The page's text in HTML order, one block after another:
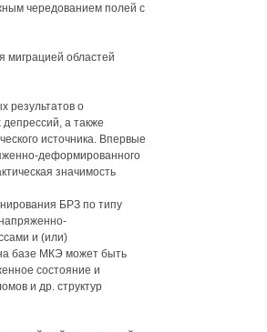
чередованием полей с
миграцией областей
результатов о
а также
источника. Впервые
деформированного
значимость
БРЗ по типу
и (или)
базе МКЭ может быть
состояние и
и др. структур